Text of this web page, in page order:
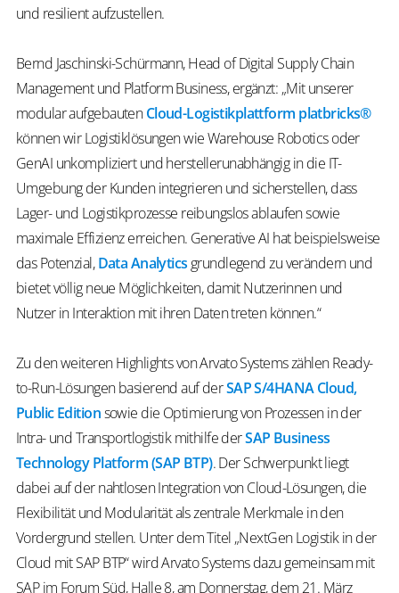
und resilient aufzustellen.
Bernd Jaschinski-Schürmann, Head of Digital Supply Chain
Management und Platform Business, ergänzt: „Mit unserer
modular aufgebautenCloud-Logistikplattform platbricks®
können wir Logistiklösungen wie Warehouse Robotics oder
GenAI unkompliziert und herstellerunabhängig in die IT-
Umgebung der Kunden integrieren und sicherstellen, dass
Lager- und Logistikprozesse reibungslos ablaufen sowie
maximale Effizienz erreichen. Generative AI hat beispielsweise
das Potenzial,Data Analytics grundlegend zu verändern und
bietet völlig neue Möglichkeiten, damit Nutzerinnen und
Nutzer in Interaktion mit ihren Daten treten können.“
Zu den weiteren Highlights von Arvato Systems zählen Ready-
to-Run-Lösungen basierend auf derSAP S/4HANA Cloud,
Public Editionsowie die Optimierung von Prozessen in der
Intra- und Transportlogistik mithilfe derSAP Business
Technology Platform (SAP BTP). Der Schwerpunkt liegt
dabei auf der nahtlosen Integration von Cloud-Lösungen, die
Flexibilität und Modularität als zentrale Merkmale in den
Vordergrund stellen. Unter dem Titel „NextGen Logistik in der
Cloud mit SAP BTP“ wird Arvato Systems dazu gemeinsam mit
SAP im Forum Süd, Halle 8, am Donnerstag, dem 21. März